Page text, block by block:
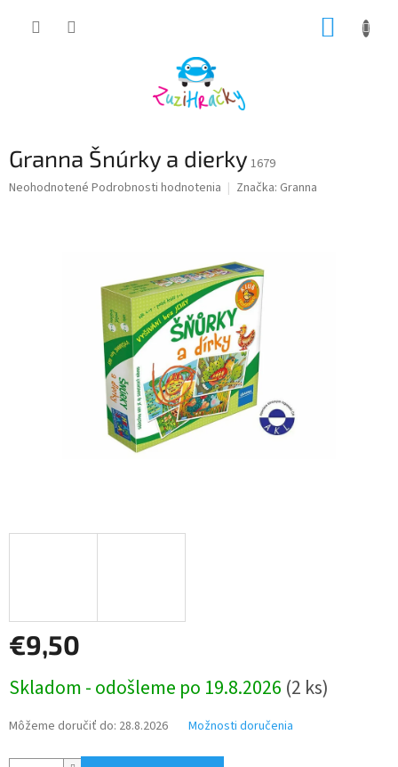
Granna Šnúrky a dierky 1679
Priemerné
Neohodnotené Podrobnosti hodnotenia Značka: Granna
€9,50
cena:
Skladom - odošleme po 19.8.2026 (2 ks)
Môžeme doručiť do: 28.8.2026 Možnosti doručenia